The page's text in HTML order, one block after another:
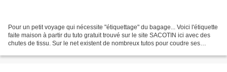
Pour un petit voyage qui nécessite "étiquettage" du bagage... Voici l'étiquette
faite maison à partir du tuto gratuit trouvé sur le site SACOTIN ici avec des
chutes de tissu. Sur le net existent de nombreux tutos pour coudre ses